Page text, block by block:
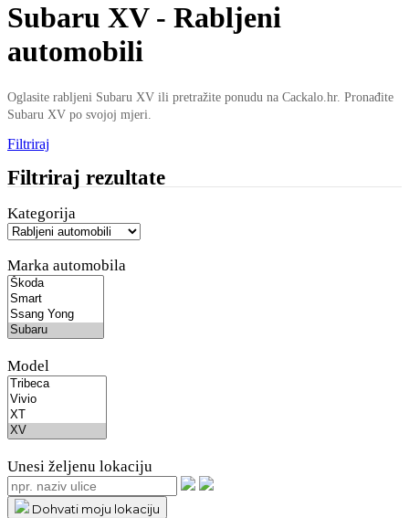
Subaru XV - Rabljeni
automobili
Oglasite rabljeni Subaru XV ili pretražite ponudu na Cackalo.hr. Pronađite
Subaru XV po svojoj mjeri.
Filtriraj
Filtriraj rezultate
Kategorija
Marka automobila
Model
Unesi željenu lokaciju
Dohvati moju lokaciju